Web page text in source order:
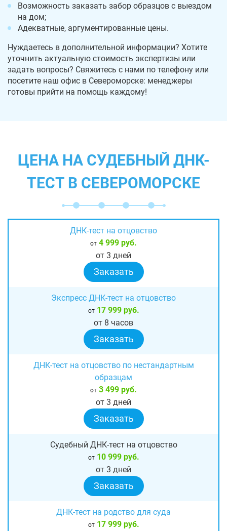
Возможность заказать забор образцов с выездом
на дом;
Адекватные, аргументированные цены.
Нуждаетесь в дополнительной информации? Хотите
уточнить актуальную стоимость экспертизы или
задать вопросы? Свяжитесь с нами по телефону или
посетите наш офис в Североморске: менеджеры
готовы прийти на помощь каждому!
ЦЕНА НА СУДЕБНЫЙ ДНК-
ТЕСТ В СЕВЕРОМОРСКЕ
ДНК-тест на отцовство
от 4 999 руб.
от 3 дней
Заказать
Экспресс ДНК-тест на отцовство
от17 999 руб.
от 8 часов
Заказать
ДНК-тест на отцовство по нестандартным
образцам
от 3 499 руб.
от 3 дней
Заказать
Судебный ДНК-тест на отцовство
от10 999 руб.
от 3 дней
Заказать
ДНК-тест на родство для суда
от17 999 руб.